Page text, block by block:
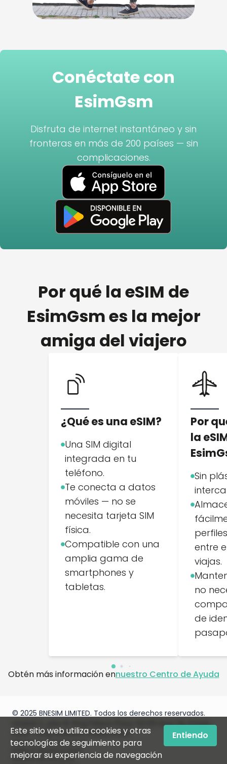
Conéctate con
EsimGsm
Disfruta de internet instantáneo y sin
fronteras en más de 200 países — sin
complicaciones.
Por qué la eSIM de
EsimGsm es la mejor
amiga del viajero
¿Qué es una eSIM?
Una SIM digital
integrada en tu
teléfono.
Te conecta a datos
móviles — no se
necesita tarjeta SIM
física.
Compatible con una
amplia gama de
smartphones y
tabletas.
Por
la
Sin
entre
viajas.
no
de
Obtén más información ennuestro Centro de Ayuda
Este sitio web utiliza cookies y otras
tecnologías de seguimiento para
mejorar su experiencia de navegación
Entiendo
© 2025 BNESIM LIMITED. Todos los derechos reservados.
Unidad C, piso 8, King Palace Plaza, NO:55 King Yip Street,
Kwun Tong, Kowloon, HONG KONG
Términos y condiciones
Política de privacidad
Política de uso justo